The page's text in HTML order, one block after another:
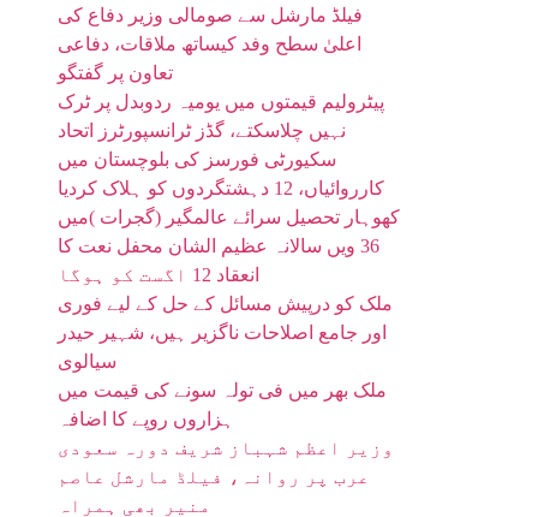
فیلڈ مارشل سے صومالی وزیر دفاع کی
اعلیٰ سطح وفد کیساتھ ملاقات، دفاعی
تعاون پر گفتگو
پیٹرولیم قیمتوں میں یومیہ ردوبدل پر ٹرک
نہیں چلاسکتے، گڈز ٹرانسپورٹرز اتحاد
سکیورٹی فورسز کی بلوچستان میں
کارروائیاں، 12 دہشتگردوں کو ہلاک کردیا
کھوہار تحصیل سرائے عالمگیر (گجرات )میں
36 ویں سالانہ عظیم الشان محفل نعت کا
انعقاد 12 اگست کو ہوگا
ملک کو درپیش مسائل کے حل کے لیے فوری
اور جامع اصلاحات ناگزیر ہیں، شہیر حیدر
سیالوی
ملک بھر میں فی تولہ سونے کی قیمت میں
ہزاروں روپے کا اضافہ
وزیر اعظم شہباز شریف دورہ سعودی
عرب پر روانہ، فیلڈ مارشل عاصم
منیر بھی ہمراہ